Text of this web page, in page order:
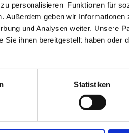
personalisieren, Funktionen für
Außerdem geben wir Informationen
und Analysen weiter. Unsere
ihnen bereitgestellt haben oder
Statistiken
38
am Main